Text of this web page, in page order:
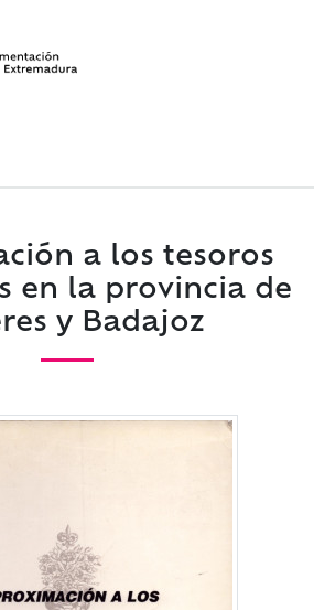
a los tesoros
en la provincia de
y Badajoz